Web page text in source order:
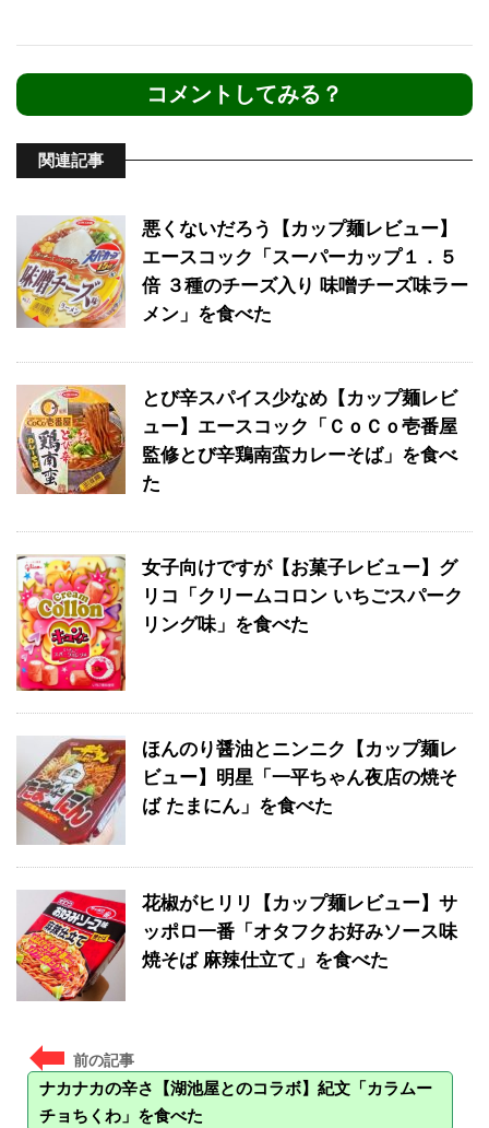
コメントしてみる？
関連記事
悪くないだろう【カップ麺レビュー】
エースコック「スーパーカップ１．５
倍 ３種のチーズ入り 味噌チーズ味ラー
メン」を食べた
とび辛スパイス少なめ【カップ麺レビ
ュー】エースコック「ＣｏＣｏ壱番屋
監修とび辛鶏南蛮カレーそば」を食べ
た
女子向けですが【お菓子レビュー】グ
リコ「クリームコロン いちごスパーク
リング味」を食べた
ほんのり醤油とニンニク【カップ麺レ
ビュー】明星「一平ちゃん夜店の焼そ
ば たまにん」を食べた
花椒がヒリリ【カップ麺レビュー】サ
ッポロ一番「オタフクお好みソース味
焼そば 麻辣仕立て」を食べた
ナカナカの辛さ【湖池屋とのコラボ】紀文「カラムー
チョちくわ」を食べた